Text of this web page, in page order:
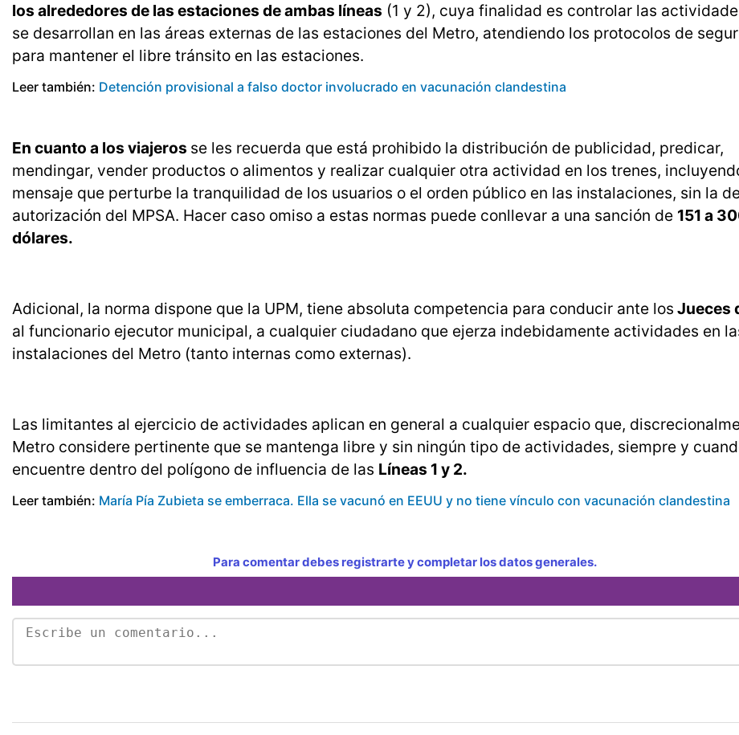
los alrededores de las estaciones de ambas líneas (1 y 2), cuya finalidad es controlar las
se desarrollan en las áreas externas de las estaciones del Metro, atendiendo los protocolos de
para mantener el libre tránsito en las estaciones.
Leer también: Detención provisional a falso doctor involucrado en vacunación clandestina
En cuanto a los viajeros se les recuerda que está prohibido la distribución de publicidad, predicar,
mendingar, vender productos o alimentos y realizar cualquier otra actividad en los trenes,
mensaje que perturbe la tranquilidad de los usuarios o el orden público en las instalaciones, sin la
autorización del MPSA. Hacer caso omiso a estas normas puede conllevar a una sanción de 151 a
dólares.
Adicional, la norma dispone que la UPM, tiene absoluta competencia para conducir ante los Jueces
al funcionario ejecutor municipal, a cualquier ciudadano que ejerza indebidamente actividades en
instalaciones del Metro (tanto internas como externas).
Las limitantes al ejercicio de actividades aplican en general a cualquier espacio que,
Metro considere pertinente que se mantenga libre y sin ningún tipo de actividades, siempre y
encuentre dentro del polígono de influencia de las Líneas 1 y 2.
Leer también: María Pía Zubieta se emberraca. Ella se vacunó en EEUU y no tiene vínculo con vacunación clandestina
Para comentar debes registrarte y completar los datos generales.